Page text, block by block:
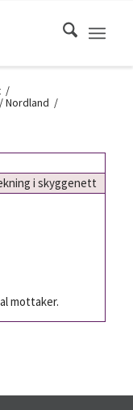
/
/Nordland /
i skyggenett
mottaker.